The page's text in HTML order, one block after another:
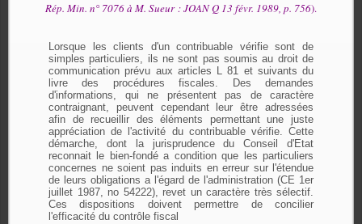
Rép. Min. n° 7076 à M. Sueur : JOAN Q 13 févr. 1989, p. 756).
Lorsque les clients d'un contribuable vérifie sont de
simples particuliers, ils ne sont pas soumis au droit de
communication prévu aux articles L 81 et suivants du
livre des procédures fiscales. Des demandes
d'informations, qui ne présentent pas de caractère
contraignant, peuvent cependant leur être adressées
afin de recueillir des éléments permettant une juste
appréciation de l'activité du contribuable vérifie. Cette
démarche, dont la jurisprudence du Conseil d'Etat
reconnait le bien-fondé a condition que les particuliers
concernes ne soient pas induits en erreur sur l'étendue
de leurs obligations a l'égard de l'administration (CE 1er
juillet 1987, no 54222), revet un caractère très sélectif.
Ces dispositions doivent permettre de concilier
l'efficacité du contrôle fiscal